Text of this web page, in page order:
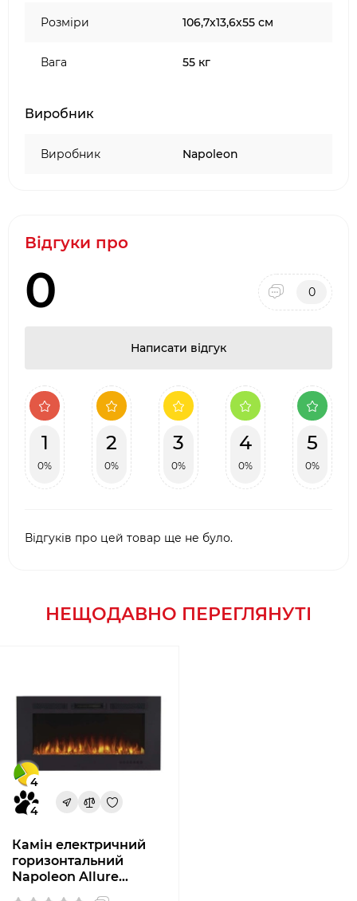
тривалим терміном служби та низьким
управління за допомогою пульта
кнопок.
Розміри 106,7х13,6х55 см
Вага 55 кг
Виробник
Виробник Napoleon
Відгуки про
0 0
Написати відгук
1
0%
2
0%
3
0%
4
0%
5
0%
Відгуків про цей товар ще не було.
НЕЩОДАВНО ПЕРЕГЛЯНУТІ
4
4
Камін електричний
горизонтальний
Napoleon Allure